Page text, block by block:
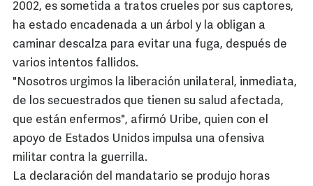
2002, es sometida a tratos crueles por sus captores,
ha estado encadenada a un árbol y la obligan a
caminar descalza para evitar una fuga, después de
varios intentos fallidos.
"Nosotros urgimos la liberación unilateral, inmediata,
de los secuestrados que tienen su salud afectada,
que están enfermos", afirmó Uribe, quien con el
apoyo de Estados Unidos impulsa una ofensiva
militar contra la guerrilla.
La declaración del mandatario se produjo horas